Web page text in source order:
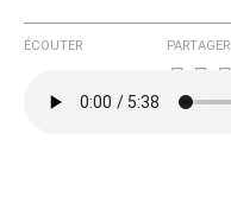
ÉCOUTER PARTAGER